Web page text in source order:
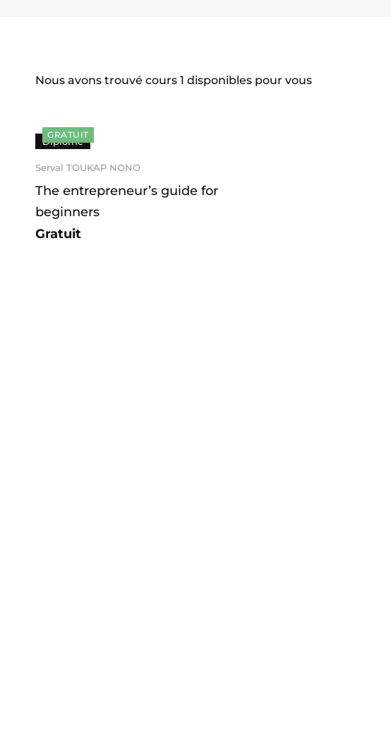
Nous avons trouvé cours 1 disponibles pour vous
GRATUIT
Diplômé
Serval TOUKAP NONO
The entrepreneur’s guide for
beginners
Gratuit